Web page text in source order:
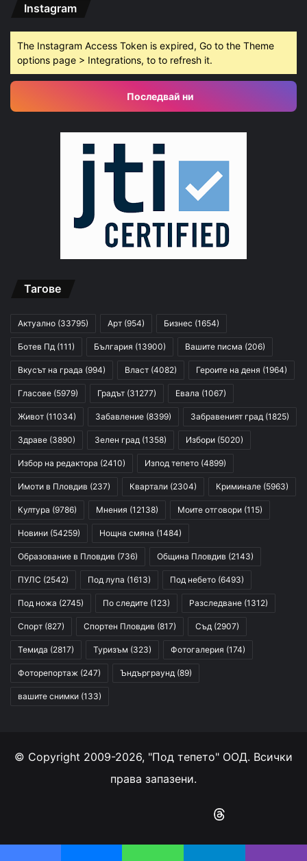
Instagram
The Instagram Access Token is expired, Go to the Theme
options page > Integrations, to to refresh it.
Последвай ни
Тагове
Актуално (33795) Арт (954) Бизнес (1654)
Ботев Пд (111) България (13900) Вашите писма (206)
Вкусът на града (994) Власт (4082) Героите на деня (1964)
Гласове (5979) Градът (31277) Евала (1067)
Живот (11034) Забавление (8399) Забравеният град (1825)
Здраве (3890) Зелен град (1358) Избори (5020)
Избор на редактора (2410) Изпод тепето (4899)
Имоти в Пловдив (237) Квартали (2304) Криминале (5963)
Култура (9786) Мнения (12138) Моите отговори (115)
Новини (54259) Нощна смяна (1484)
Образование в Пловдив (736) Община Пловдив (2143)
ПУЛС (2542) Под лупа (1613) Под небето (6493)
Под ножа (2745) По следите (123) Разследване (1312)
Спорт (827) Спортен Пловдив (817) Съд (2907)
Темида (2817) Туризъм (323) Фотогалерия (174)
Фоторепортаж (247) Ъндърграунд (89)
вашите снимки (133)
© Copyright 2009-2026, "Под тепето" ООД. Всички
права запазени.
Instagram
RSS